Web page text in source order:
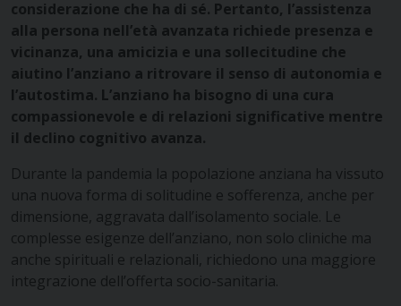
considerazione che ha di sé. Pertanto, l’assistenza
alla persona nell’età avanzata richiede presenza e
vicinanza, una amicizia e una sollecitudine che
aiutino l’anziano a ritrovare il senso di autonomia e
l’autostima. L’anziano ha bisogno di una cura
compassionevole e di relazioni significative mentre
il declino cognitivo avanza.
Durante la pandemia la popolazione anziana ha vissuto
una nuova forma di solitudine e sofferenza, anche per
dimensione, aggravata dall’isolamento sociale. Le
complesse esigenze dell’anziano, non solo cliniche ma
anche spirituali e relazionali, richiedono una maggiore
integrazione dell’offerta socio-sanitaria.